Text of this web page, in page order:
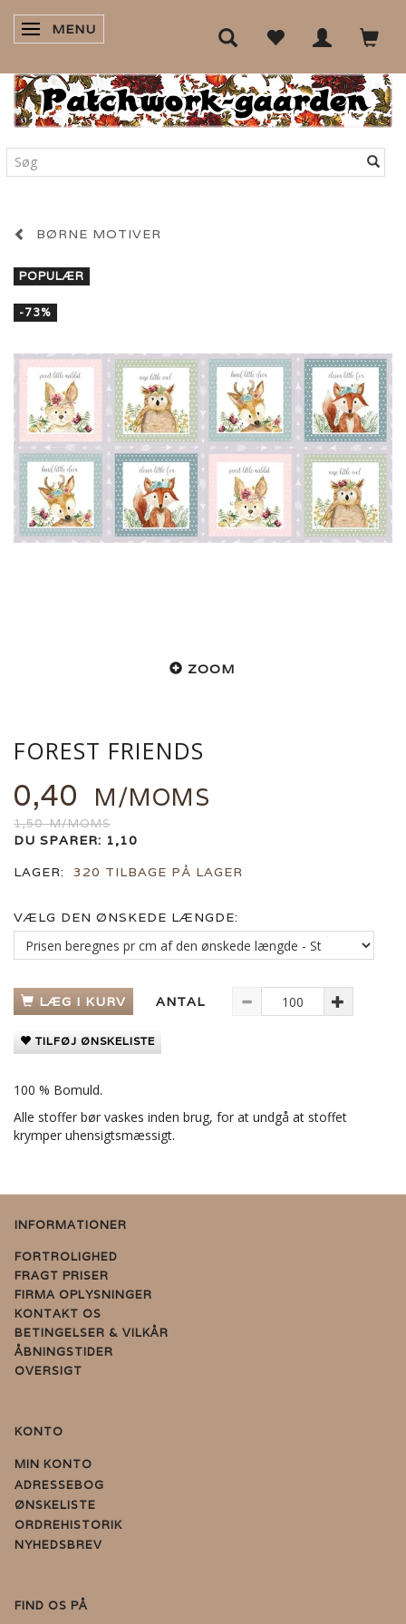
SKIFTE NAVIGATION
MENU
BØRNE MOTIVER
POPULÆR
-73%
ZOOM
FOREST FRIENDS
0,40 M/MOMS
1,50M/MOMS
DU SPARER: 1,10
LAGER:
320 TILBAGE PÅ LAGER
VÆLG DEN ØNSKEDE LÆNGDE:
LÆG I KURV ANTAL
TILFØJ ØNSKELISTE
100 % Bomuld.
Alle stoffer bør vaskes inden brug, for at undgå at stoffet
krymper uhensigtsmæssigt.
INFORMATIONER
FORTROLIGHED
FRAGT PRISER
FIRMA OPLYSNINGER
KONTAKT OS
BETINGELSER & VILKÅR
ÅBNINGSTIDER
OVERSIGT
KONTO
MIN KONTO
ADRESSEBOG
ØNSKELISTE
ORDREHISTORIK
NYHEDSBREV
FIND OS PÅ